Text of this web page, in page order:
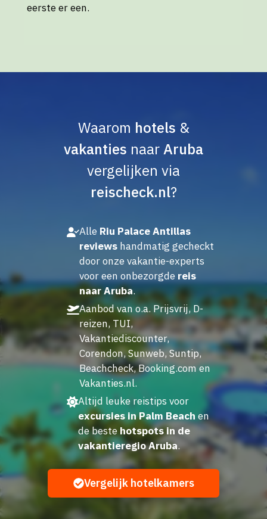
eerste er een.
Waarom hotels &
vakanties naarAruba
vergelijken via
reischeck.nl?
Alle Riu Palace Antillas
reviewshandmatig gecheckt
door onze vakantie-experts
voor een onbezorgde reis
naar Aruba.
Aanbod van o.a. Prijsvrij, D-
reizen, TUI,
Vakantiediscounter,
Corendon, Sunweb, Suntip,
Beachcheck, Booking.com en
Vakanties.nl.
Altijd leuke reistips voor
excursies in Palm Beach en
de beste hotspots in de
vakantieregio Aruba.
Vergelijk hotelkamers